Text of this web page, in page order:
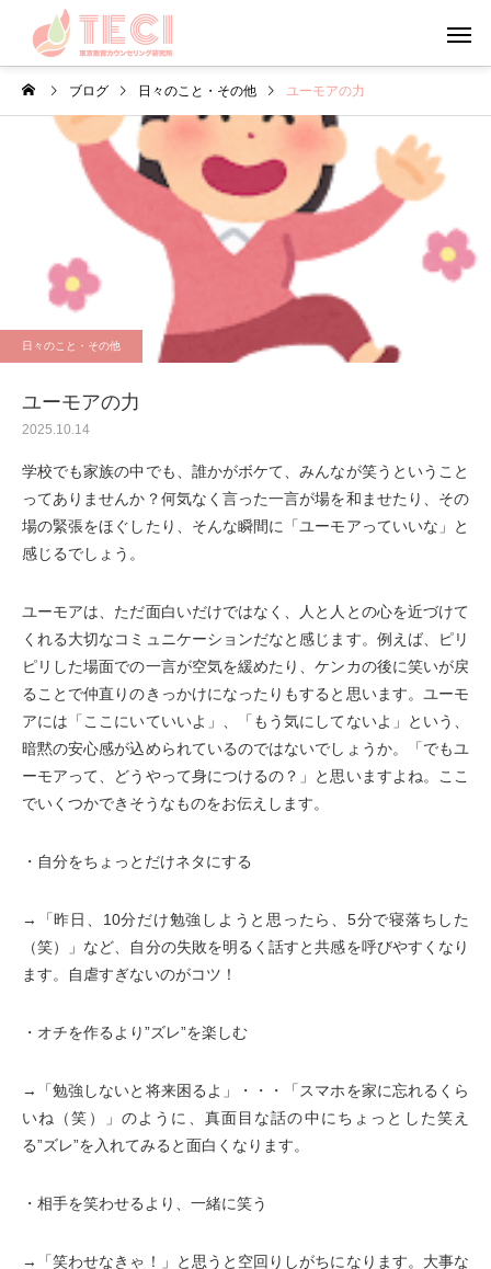
カウンセリング メンタルフ
日々のこと・その他
お盆・夏休みの過ごし方
やる気について考えて
ブログ 日々のこと・その他 ユーモアの力
日々のこと・その他
ユーモアの力
2025.10.14
学校でも家族の中でも、誰かがボケて、みんなが笑うということ
ってありませんか？何気なく言った一言が場を和ませたり、その
場の緊張をほぐしたり、そんな瞬間に「ユーモアっていいな」と
感じるでしょう。
ユーモアは、ただ面白いだけではなく、人と人との心を近づけて
くれる大切なコミュニケーションだなと感じます。例えば、ピリ
ピリした場面での一言が空気を緩めたり、ケンカの後に笑いが戻
ることで仲直りのきっかけになったりもすると思います。ユーモ
アには「ここにいていいよ」、「もう気にしてないよ」という、
暗黙の安心感が込められているのではないでしょうか。「でもユ
ーモアって、どうやって身につけるの？」と思いますよね。ここ
でいくつかできそうなものをお伝えします。
・自分をちょっとだけネタにする
→「昨日、10分だけ勉強しようと思ったら、5分で寝落ちした
（笑）」など、自分の失敗を明るく話すと共感を呼びやすくなり
ます。自虐すぎないのがコツ！
・オチを作るより”ズレ”を楽しむ
→「勉強しないと将来困るよ」・・・「スマホを家に忘れるくら
いね（笑）」のように、真面目な話の中にちょっとした笑え
る”ズレ”を入れてみると面白くなります。
・相手を笑わせるより、一緒に笑う
→「笑わせなきゃ！」と思うと空回りしがちになります。大事な